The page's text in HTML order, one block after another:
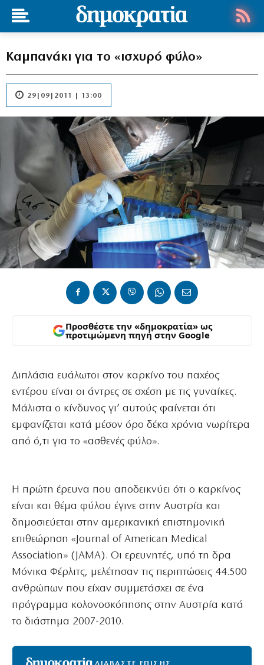
Καμπανάκι για το «ισχυρό φύλο»
29|09|2011 | 13:00
Προσθέστε την «δημοκρατία» ως
προτιμώμενη πηγή στην Google
Διπλάσια ευάλωτοι στον καρκίνο του παχέος
εντέρου είναι οι άντρες σε σχέση με τις γυναίκες.
Μάλιστα ο κίνδυνος γι’ αυτούς φαίνεται ότι
εμφανίζεται κατά μέσον όρο δέκα χρόνια νωρίτερα
από ό,τι για το «ασθενές φύλο».
Η πρώτη έρευνα που αποδεικνύει ότι ο καρκίνος
είναι και θέμα φύλου έγινε στην Αυστρία και
δημοσιεύεται στην αμερικανική επιστημονική
επιθεώρηση «Journal of American Medical
Association» (JAMA). Οι ερευνητές, υπό τη δρα
Μόνικα Φέρλιτς, μελέτησαν τις περιπτώσεις 44.500
ανθρώπων που είχαν συμμετάσχει σε ένα
πρόγραμμα κολονοσκόπησης στην Αυστρία κατά
το διάστημα 2007-2010.
ΔΙΑΒΑΣΤΕ ΕΠΙΣΗΣ